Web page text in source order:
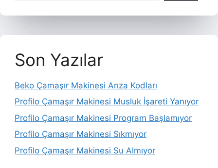
Son Yazılar
Beko Çamaşır Makinesi Arıza Kodları
Profilo Çamaşır Makinesi Musluk İşareti Yanıyor
Profilo Çamaşır Makinesi Program Başlamıyor
Profilo Çamaşır Makinesi Sıkmıyor
Profilo Çamaşır Makinesi Su Almıyor